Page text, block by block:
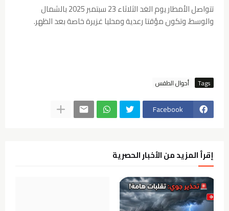
تتواصل الأمطار يوم الغد الثلاثاء 23 سبتمبر 2025 بالشمال
والوسط، وتكون مؤقتا رعدية ومحليا غزيرة خاصة بعد الظهر.
Tags
Facebook
إقرأ المزيد من الأخبار الحصرية